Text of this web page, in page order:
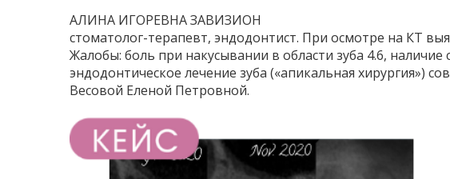
АЛИНА ИГОРЕВНА ЗАВИЗИОН
стоматолог-терапевт, эндодонтист. При осмотре на КТ
Жалобы: боль при накусывании в области зуба 4.6,
эндодонтическое лечение зуба («апикальная хирургия»)
Весовой Еленой Петровной.